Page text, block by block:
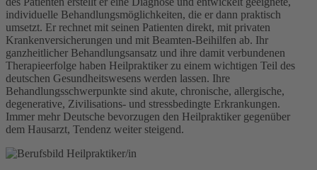
individuelle Behandlungsmöglichkeiten, die er dann praktisch
umsetzt. Er rechnet mit seinen Patienten direkt, mit privaten
Krankenversicherungen und mit Beamten-Beihilfen ab. Ihr
ganzheitlicher Behandlungsansatz und ihre damit verbundenen
Therapieerfolge haben Heilpraktiker zu einem wichtigen Teil des
deutschen Gesundheitswesens werden lassen. Ihre
Behandlungsschwerpunkte sind akute, chronische, allergische,
degenerative, Zivilisations- und stressbedingte Erkrankungen.
Immer mehr Deutsche bevorzugen den Heilpraktiker gegenüber
dem Hausarzt, Tendenz weiter steigend.